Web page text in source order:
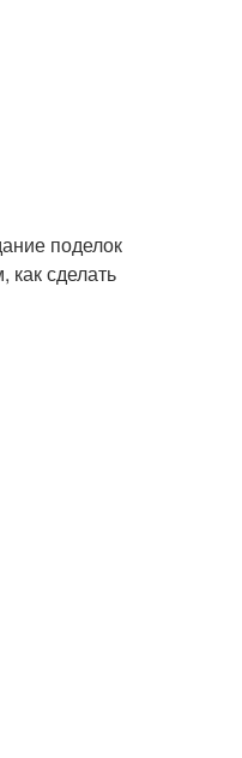
поделок
как сделать